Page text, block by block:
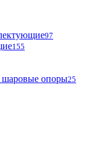
97
155
шаровые опоры25